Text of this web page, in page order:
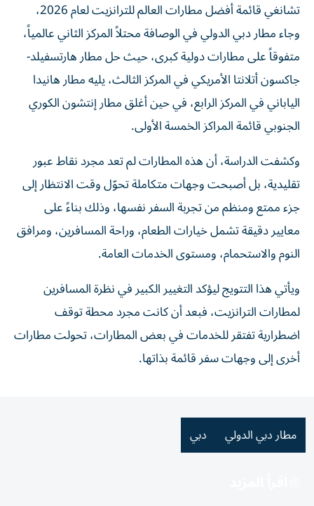
تشانغي قائمة أفضل مطارات العالم للترانزيت لعام 2026،
وجاء مطار دبي الدولي في الوصافة محتلاً المركز الثاني عالمياً،
متفوقاً على مطارات دولية كبرى، حيث حل مطار هارتسفيلد-
جاكسون أتلانتا الأمريكي في المركز الثالث، يليه مطار هانيدا
الياباني في المركز الرابع، في حين أغلق مطار إنتشون الكوري
الجنوبي قائمة المراكز الخمسة الأولى.
وكشفت الدراسة، أن هذه المطارات لم تعد مجرد نقاط عبور
تقليدية، بل أصبحت وجهات متكاملة تحوّل وقت الانتظار إلى
جزء ممتع ومنظم من تجربة السفر نفسها، وذلك بناءً على
معايير دقيقة تشمل خيارات الطعام، وراحة المسافرين، ومرافق
النوم والاستحمام، ومستوى الخدمات العامة.
ويأتي هذا التتويج ليؤكد التغيير الكبير في نظرة المسافرين
لمطارات الترانزيت، فبعد أن كانت مجرد محطة توقف
اضطرارية تفتقر للخدمات في بعض المطارات، تحولت مطارات
أخرى إلى وجهات سفر قائمة بذاتها.
مطار دبي الدولي دبي